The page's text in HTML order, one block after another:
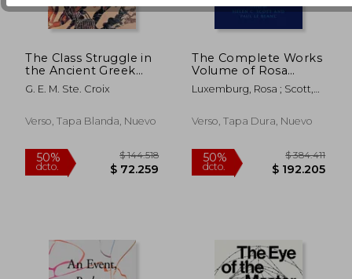
50% $ 110.337 50% $
The Class Struggle in
the Ancient Greek
World: From the
Archaic age to the
(World History Series)
G. E. M. Ste. Croix
Verso, Tapa Blanda, Nuevo
The Complete Works
Volume of Rosa
Luxemburg: Volume
V (en Inglés)
Luxemburg, Rosa ; Scott,
Verso, Tapa Dura, Nuevo